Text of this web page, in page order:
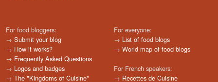
For food bloggers:
→ Submit your blog
→ How it works?
→ Frequently Asked Questions
→ Logos and badges
→ The "Kingdoms of Cuisine"
For everyone:
→ List of food blogs
→ World map of food blogs
For French speakers:
→ Recettes de Cuisine